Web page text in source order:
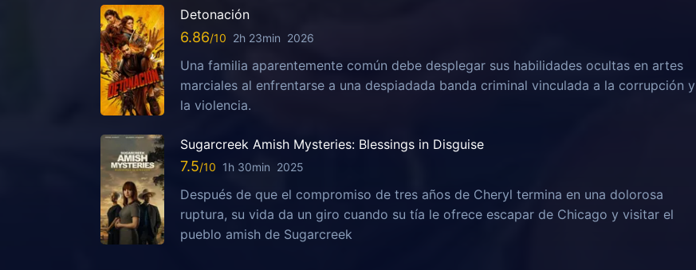
Detonación
6.86 2h 23min 2026
Una familia aparentemente común debe desplegar sus habilidades ocultas en artes
marciales al enfrentarse a una despiadada banda criminal vinculada a la corrupción y
la violencia.
Sugarcreek Amish Mysteries: Blessings in Disguise
7.5 1h 30min 2025
Después de que el compromiso de tres años de Cheryl termina en una dolorosa
ruptura, su vida da un giro cuando su tía le ofrece escapar de Chicago y visitar el
pueblo amish de Sugarcreek